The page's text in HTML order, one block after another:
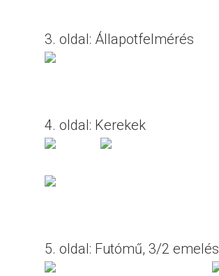
3. oldal: Állapotfelmérés
4. oldal: Kerekek
5. oldal: Futómű, 3/2 emelés